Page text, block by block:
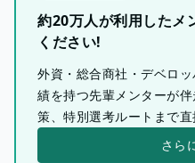
約20万人が利用したメ
ください!
外資・総合商社・デベロ
績を持つ先輩メンターが
策、特別選考ルートまで直
さら